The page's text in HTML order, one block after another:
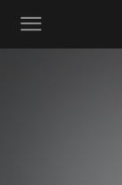
Instinkt